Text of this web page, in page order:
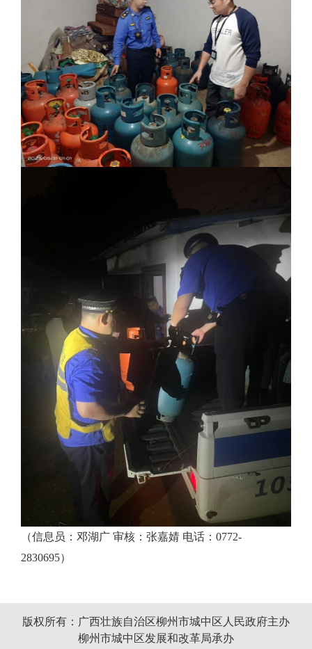
（信息员：邓湖广 审核：张嘉婧 电话：0772-
2830695）
版权所有：广西壮族自治区柳州市城中区人民政府主办
柳州市城中区发展和改革局承办